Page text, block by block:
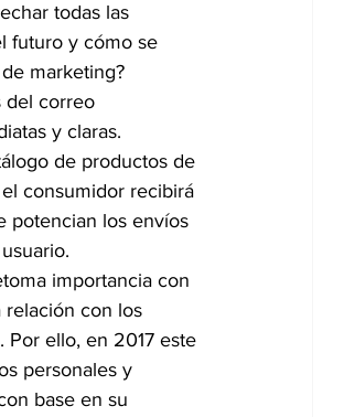
todas las
futuro y cómo se
marketing?
del correo
y claras.
de productos de
consumidor recibirá
potencian los envíos
importancia con
relación con los
Por ello, en 2017 este
personales y
base en su